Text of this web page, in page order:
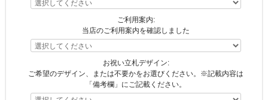
ご利用案内:
当店のご利用案内を確認しました
お祝い立札デザイン:
ご希望のデザイン、または不要かをお選びください。※記載内容は
「備考欄」にご記載ください。